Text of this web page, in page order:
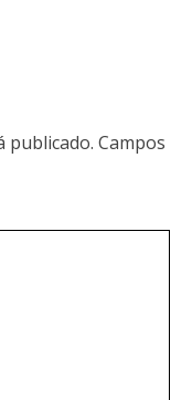
publicado. Campos